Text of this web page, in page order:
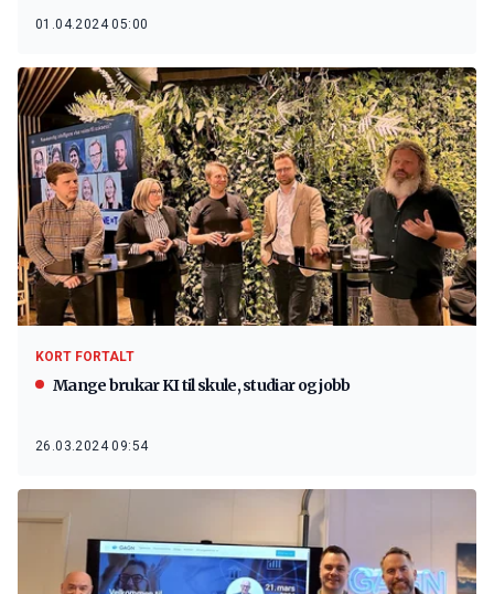
01.04.2024 05:00
KORT FORTALT
Mange brukar KI til skule, studiar og jobb
26.03.2024 09:54